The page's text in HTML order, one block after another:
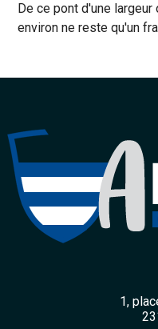
De ce pont d'une
environ ne reste qu'un
1,